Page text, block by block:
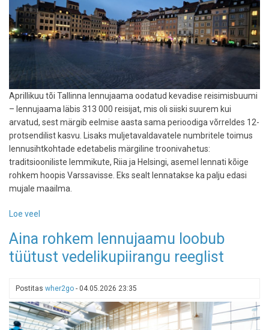
Aprillikuu tõi Tallinna lennujaama oodatud kevadise reisimisbuumi
– lennujaama läbis 313 000 reisijat, mis oli siiski suurem kui
arvatud, sest märgib eelmise aasta sama perioodiga võrreldes 12-
protsendilist kasvu. Lisaks muljetavaldavatele numbritele toimus
lennusihtkohtade edetabelis märgiline troonivahetus:
traditsiooniliste lemmikute, Riia ja Helsingi, asemel lennati kõige
rohkem hoopis Varssavisse. Eks sealt lennatakse ka palju edasi
mujale maailma.
Loe veel
lennujaama
reisijate
aprillis
võimsa
hüppe
Aina rohkem lennujaamu loobub
tüütust vedelikupiirangu reeglist
Postitas wher2go - 04.05.2026 23:35